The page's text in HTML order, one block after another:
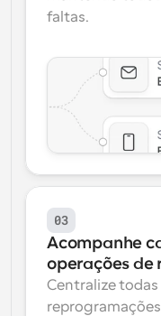
faltas.
03
Acompanhe
operações de
Centralize todas